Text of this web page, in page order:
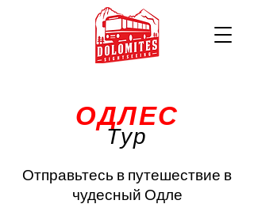
ОДЛЕС
Тур
Отправьтесь в путешествие в
чудесный Одле